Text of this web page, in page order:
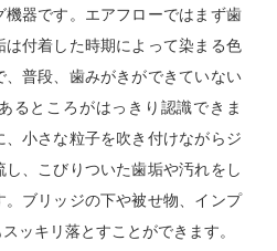
機器です。エアフローではまず歯
付着した時期によって染まる色
普段、歯みがきができていない
るところがはっきり認識できま
小さな粒子を吹き付けながらジ
し、こびりついた歯垢や汚れをし
。ブリッジの下や被せ物、インプ
ッキリ落とすことができます。